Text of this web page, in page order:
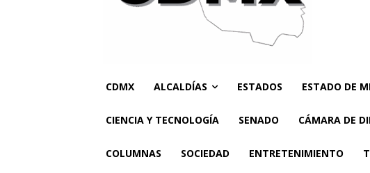
CDMX ALCALDÍAS ESTADOS ESTADO DE
CIENCIA Y TECNOLOGÍA SENADO CÁMARA DE
COLUMNAS SOCIEDAD ENTRETENIMIENTO